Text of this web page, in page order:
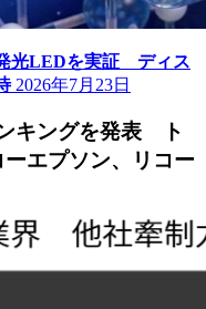
光LEDを実証 ディス
2026年7月23日
キングを発表 ト
エプソン、リコー